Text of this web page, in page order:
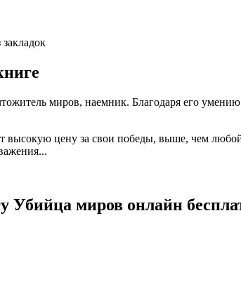
миров, наемник. Благодаря его
высокую цену за свои победы, выше, чем
Убийца миров онлайн